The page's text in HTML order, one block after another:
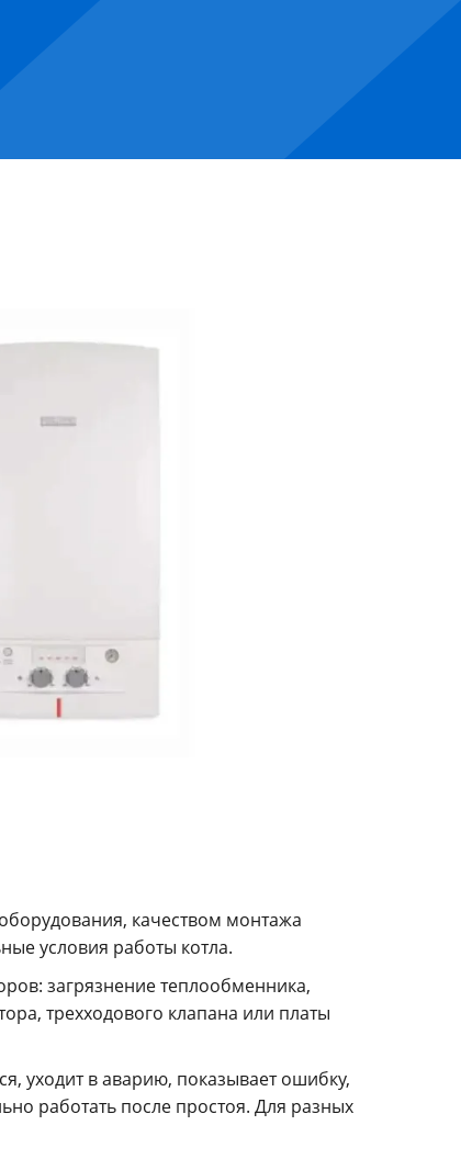
качеством монтажа
условия работы котла.
загрязнение теплообменника,
трехходового клапана или платы
уходит в аварию, показывает ошибку,
работать после простоя. Для разных